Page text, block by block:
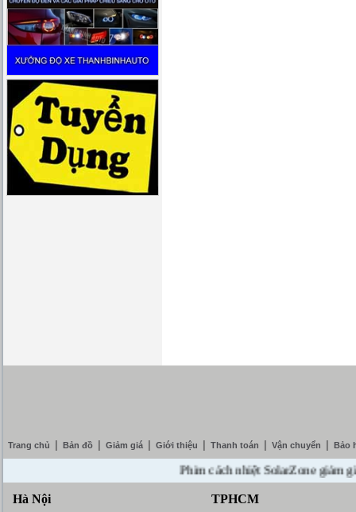
Trang chủ Bản đồ Giảm giá Giới thiệu Thanh toán Vận chuyển Bảo
Phim cách nhiệt SolarZone giảm giá
Hà Nội TPHCM